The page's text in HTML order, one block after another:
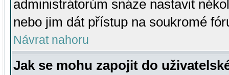
administrátorům snáze nastavit
nebo jim dát přístup na soukromé
Návrat nahoru
Jak se mohu zapojit do